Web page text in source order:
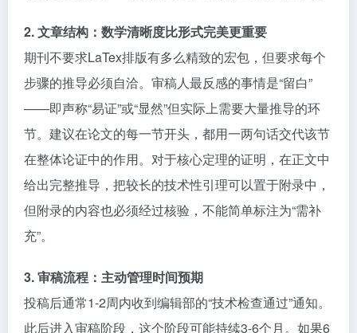
2. 文章结构：数学清晰度比形式完美更重要
期刊不要求LaTex排版有多么精致的宏包，但要求每个
步骤的推导必须自洽。审稿人最反感的事情是“留白”
——即声称“易证”或“显然”但实际上需要大量推导的环
节。建议在论文的每一节开头，都用一两句话交代该节
在整体论证中的作用。对于核心定理的证明，在正文中
给出完整推导，把较长的技术性引理可以置于附录中，
但附录的内容也必须经过核验，不能简单标注为“需补
充”。
3. 审稿流程：主动管理时间预期
投稿后通常1-2周内收到编辑部的“技术检查通过”通知。
此后进入审稿阶段，这个阶段可能持续3-6个月。如果6